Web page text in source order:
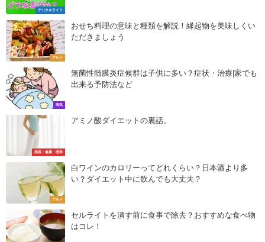
デジタルライフ
グルメ
おせち料理の意味と種類を解説！縁起物を美味しくい
ただきましょう
病気
無菌性髄膜炎症候群は子供に多い？症状・治療|家でも
出来る予防法など
美容・健康・医学
アミノ酸ダイエットの裏話。
グルメ
白ワインのカロリーってどれくらい？日本酒より多
い？ダイエット中に飲んでも大丈夫？
セルライトを潰す前に食事で除去？おすすめな食べ物
はコレ！